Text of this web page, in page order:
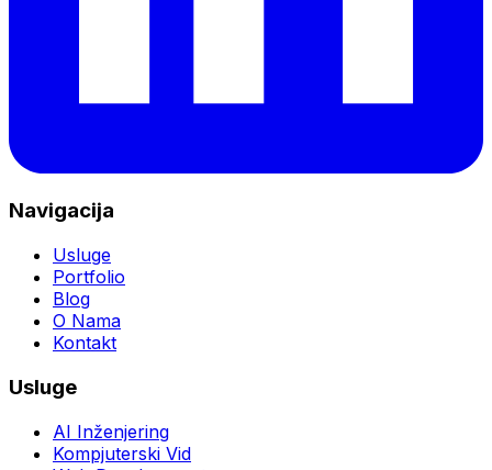
Navigacija
Usluge
Portfolio
Blog
O Nama
Kontakt
Usluge
AI Inženjering
Kompjuterski Vid